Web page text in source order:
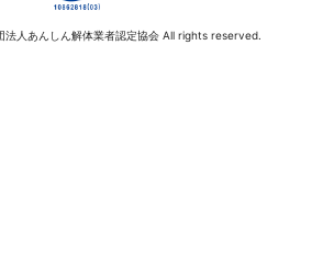
人あんしん解体業者認定協会 All rights reserved.